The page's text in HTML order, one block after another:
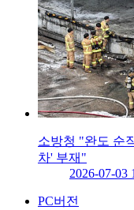
소방청 "완도 순
차' 부재"
2026-07-03
PC버전